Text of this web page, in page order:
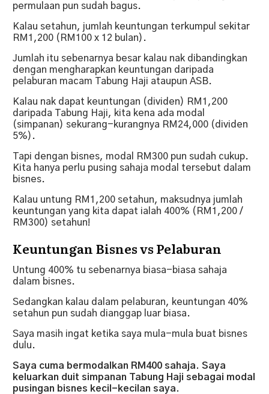
permulaan pun sudah bagus.
Kalau setahun, jumlah keuntungan terkumpul sekitar
RM1,200 (RM100 x 12 bulan).
Jumlah itu sebenarnya besar kalau nak dibandingkan
dengan mengharapkan keuntungan daripada
pelaburan macam Tabung Haji ataupun ASB.
Kalau nak dapat keuntungan (dividen) RM1,200
daripada Tabung Haji, kita kena ada modal
(simpanan) sekurang-kurangnya RM24,000 (dividen
5%).
Tapi dengan bisnes, modal RM300 pun sudah cukup.
Kita hanya perlu pusing sahaja modal tersebut dalam
bisnes.
Kalau untung RM1,200 setahun, maksudnya jumlah
keuntungan yang kita dapat ialah 400% (RM1,200 /
RM300) setahun!
Keuntungan Bisnes vs Pelaburan
Untung 400% tu sebenarnya biasa-biasa sahaja
dalam bisnes.
Sedangkan kalau dalam pelaburan, keuntungan 40%
setahun pun sudah dianggap luar biasa.
Saya masih ingat ketika saya mula-mula buat bisnes
dulu.
Saya cuma bermodalkan RM400 sahaja. Saya
keluarkan duit simpanan Tabung Haji sebagai modal
pusingan bisnes kecil-kecilan saya.